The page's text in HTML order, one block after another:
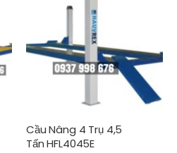
Cầu Nâng 4 Trụ 4,5
Tấn HFL4045E